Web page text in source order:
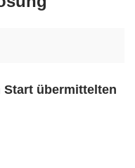
übermittelten